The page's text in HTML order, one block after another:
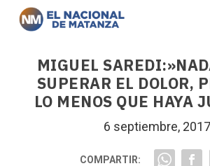
MIGUEL
SUPERAR EL DOLOR,
LO MENOS QUE HAYA
6 septiembre, 2017
COMPARTIR: